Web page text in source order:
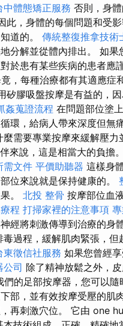
中體態矯正服務 否則，身
此，身體的每個問題和受
道的。 傳統整復推拿技術
分解並從體內排出。 如
於患有某些疾病的患者應
，每種治療都有其適應症
矽膠吸盤按摩是有益的，
姦蒐證流程 在問題部位塗
環，給病人帶來深度但
需要專業按摩來緩解壓
來說，這是相當大的負擔
需文件 平價助聽器 這樣身
位來說就是保持健康的。
。 北投 整骨 按摩部位血
程 打掃家裡的注意事項
經將刺激傳導到治療的身
過程，緩解肌肉緊張，
東徵信社服務 如果您曾經
公司 除了精神放鬆之外，
們的足部按摩器，您可以隨
部，並有效按摩受壓的肌
再刺激穴位。 它由 one